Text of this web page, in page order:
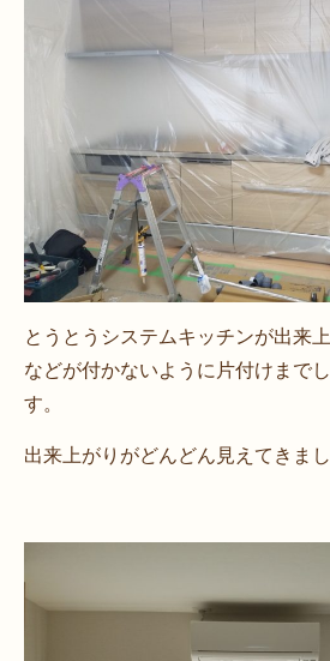
とうとうシステムキッチンが出来
などが付かないように片付けまで
す。
出来上がりがどんどん見えてきまし